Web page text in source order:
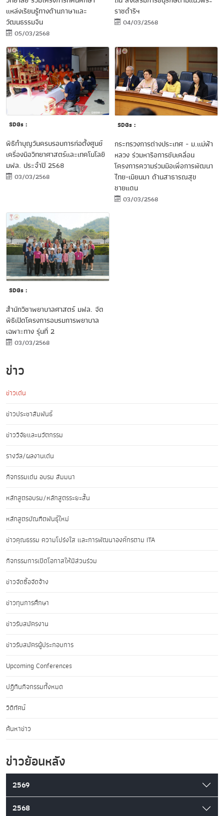
แหล่งเรียนรู้ทางด้านภาษาและ
วัฒนธรรมจีน
05/03/2568
ราชดำริฯ
04/03/2568
SDGs :
พิธีทำบุญวันครบรอบการก่อตั้งศูนย์
เครื่องมือวิทยาศาสตร์และเทคโนโลยี
มฟล. ประจำปี 2568
03/03/2568
SDGs :
กระทรวงการต่างประเทศ - ม.แม่ฟ้า
หลวง ร่วมหารือการขับเคลื่อน
โครงการความร่วมมือเพื่อการพัฒนา
ไทย-เมียนมา ด้านสาธารณสุข
ชายแดน
03/03/2568
SDGs :
สำนักวิชาพยาบาลศาสตร์ มฟล. จัด
พิธีเปิดโครงการอบรมการพยาบาล
เฉพาะทาง รุ่นที่ 2
03/03/2568
ข่าว
ข่าวเด่น
ข่าวประชาสัมพันธ์
ข่าววิจัยและนวัตกรรม
รางวัล/ผลงานเด่น
กิจกรรมเด่น อบรม สัมมนา
หลักสูตรอบรม/หลักสูตรระยะสั้น
หลักสูตรบัณฑิตพันธุ์ใหม่
ข่าวคุณธรรม ความโปร่งใส และการพัฒนาองค์กรตาม ITA
กิจกรรมการเปิดโอกาสให้มีส่วนร่วม
ข่าวจัดซื้อจัดจ้าง
ข่าวทุนการศึกษา
ข่าวรับสมัครงาน
ข่าวรับสมัครผู้ประกอบการ
Upcoming Conferences
ปฏิทินกิจกรรมทั้งหมด
วิดีทัศน์
ค้นหาข่าว
ข่าวย้อนหลัง
2569
2568